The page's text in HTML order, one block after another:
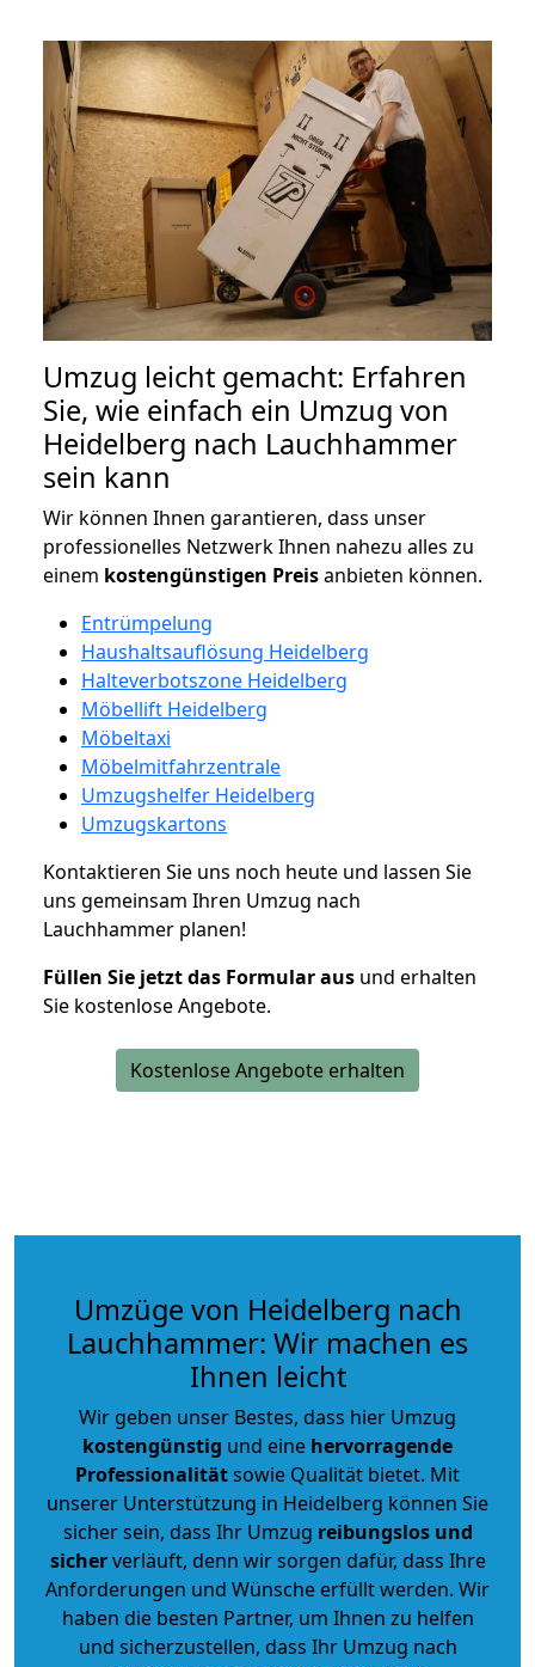
Umzug leicht gemacht: Erfahren
Sie, wie einfach ein Umzug von
Heidelberg nach Lauchhammer
sein kann
Wir können Ihnen garantieren, dass unser
professionelles Netzwerk Ihnen nahezu alles zu
einem kostengünstigen Preisanbieten können.
Entrümpelung
Haushaltsauflösung Heidelberg
Halteverbotszone Heidelberg
Möbellift Heidelberg
Möbeltaxi
Möbelmitfahrzentrale
Umzugshelfer Heidelberg
Umzugskartons
Kontaktieren Sie uns noch heute und lassen Sie
uns gemeinsam Ihren Umzug nach
Lauchhammer planen!
Füllen Sie jetzt das Formular aus und erhalten
Sie kostenlose Angebote.
Kostenlose Angebote erhalten
Umzüge von Heidelberg nach
Lauchhammer: Wir machen es
Ihnen leicht
Wir geben unser Bestes, dass hier Umzug
kostengünstig und eine hervorragende
Professionalitätsowie Qualität bietet. Mit
unserer Unterstützung in Heidelberg können Sie
sicher sein, dass Ihr Umzug reibungslos und
sicherverläuft, denn wir sorgen dafür, dass Ihre
Anforderungen und Wünsche erfüllt werden. Wir
haben die besten Partner, um Ihnen zu helfen
und sicherzustellen, dass Ihr Umzug nach